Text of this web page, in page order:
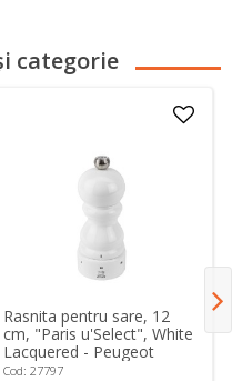
categorie
Rasnita pentru sare, 12
cm, "Paris u'Select", White
Lacquered - Peugeot
Cod: 27797